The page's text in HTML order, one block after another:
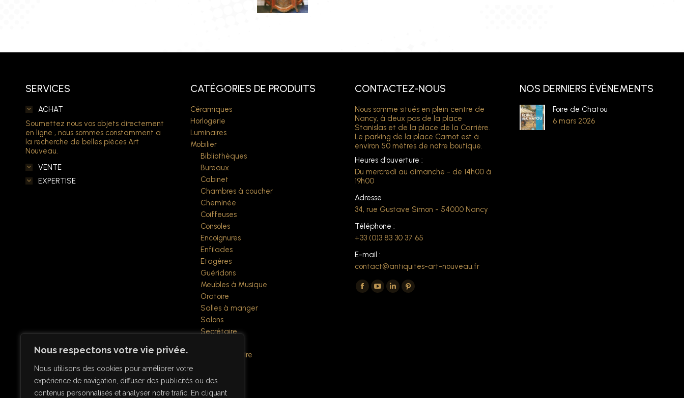
Nous respectons votre vie privée.
Nous utilisons des cookies pour améliorer votre
expérience de navigation, diffuser des publicités ou des
contenus personnalisés et analyser notre trafic. En cliquant
SERVICES
ACHAT
Soumettez nous vos objets directement
en ligne , nous sommes constamment a
la recherche de belles pièces Art
Nouveau.
VENTE
EXPERTISE
CATÉGORIES DE PRODUITS
Céramiques
Horlogerie
Luminaires
Mobilier
Bibliothèques
Bureaux
Cabinet
Chambres à coucher
Cheminée
Coiffeuses
Consoles
Encoignures
Enfilades
Etagères
Guéridons
Meubles à Musique
Oratoire
Salles à manger
Salons
Secrétaire
Tables à écrire
Vitrines
Objets divers
CONTACTEZ-NOUS
Nous somme situés en plein centre de
Nancy, à deux pas de la place
Stanislas et de la place de la Carrière.
Le parking de la place Carnot est à
environ 50 mètres de notre boutique.
Heures d'ouverture :
Du mercredi au dimanche - de 14h00 à
19h00
Adresse
34, rue Gustave Simon - 54000 Nancy
Téléphone :
+33 (0)3 83 30 37 65
E-mail :
contact@antiquites-art-nouveau.fr
Trouvez nous sur :
La
La
La
La
NOS DERNIERS ÉVÉNEMENTS
Foire de Chatou
6 mars 2026